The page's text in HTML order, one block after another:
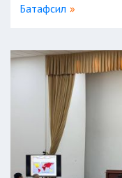
Батафсил